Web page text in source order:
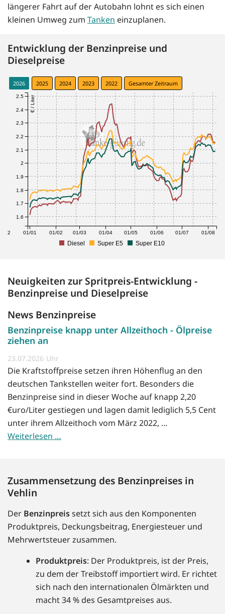
längerer Fahrt auf der Autobahn lohnt es sich einen
kleinen Umweg zum Tanken einzuplanen.
Entwicklung der Benzinpreise und
Dieselpreise
2026 2025 2024 2023 2022 Gesamter Zeitraum
12 01/01 01/02 01/03 01/04 01/05 01/06 01/07 01/08
€ / Liter
1.6
1.7
1.8
1.9
2
2.1
2.2
2.3
2.4
2.5
Diesel Super E5 Super E10
Neuigkeiten zur Spritpreis-Entwicklung -
Benzinpreise und Dieselpreise
News Benzinpreise
Benzinpreise knapp unter Allzeithoch - Ölpreise
ziehen an
23.07.2026
Die Kraftstoffpreise setzen ihren Höhenflug an den
deutschen Tankstellen weiter fort. Besonders die
Benzinpreise sind in dieser Woche auf knapp 2,20
€uro/Liter gestiegen und lagen damit lediglich 5,5 Cent
unter ihrem Allzeithoch vom März 2022, …
Weiterlesen …
Zusammensetzung des Benzinpreises in
Vehlin
Der Benzinpreissetzt sich aus den Komponenten
Produktpreis, Deckungsbeitrag, Energiesteuer und
Mehrwertsteuer zusammen.
Produktpreis: Der Produktpreis, ist der Preis,
zu dem der Treibstoff importiert wird. Er richtet
sich nach den internationalen Ölmärkten und
macht 34 % des Gesamtpreises aus.